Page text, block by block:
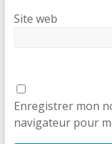
Site web
Enregistrer mon
navigateur pour